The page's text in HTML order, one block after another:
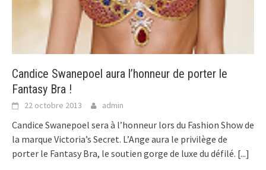
Candice Swanepoel aura l’honneur de porter le
Fantasy Bra !
22 octobre 2013 admin
Candice Swanepoel sera à l’honneur lors du Fashion Show de
la marque Victoria’s Secret. L’Ange aura le privilège de
porter le Fantasy Bra, le soutien gorge de luxe du défilé. [...]